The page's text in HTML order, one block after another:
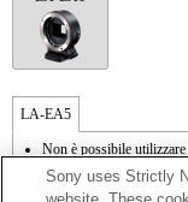
LA-EA5
Non è possibile
Disponibile con il
SteadyShot non
Sony uses Strictly